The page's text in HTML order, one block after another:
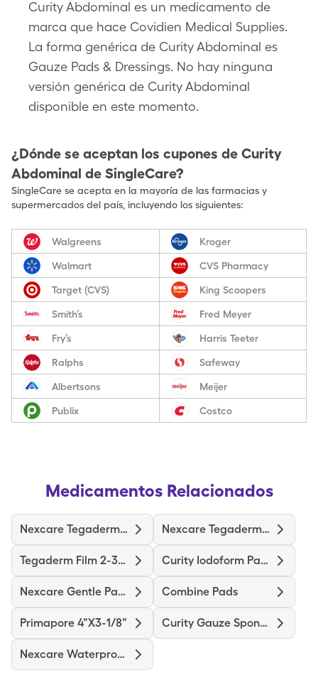
Curity Abdominal es un medicamento de
marca que hace Covidien Medical Supplies.
La forma genérica de Curity Abdominal es
Gauze Pads & Dressings. No hay ninguna
versión genérica de Curity Abdominal
disponible en este momento.
¿Dónde se aceptan los cupones de Curity
Abdominal de SingleCare?
SingleCare se acepta en la mayoría de las farmacias y
supermercados del país, incluyendo los siguientes:
Walgreens Kroger
Walmart CVS Pharmacy
Target (CVS) King Scoopers
Smith’s Fred Meyer
Fry’s Harris Teeter
Ralphs Safeway
Albertsons Meijer
Publix Costco
Medicamentos Relacionados
Nexcare Tegaderm 2-3/8"X2-3/4" Nexcare Tegaderm 4"X4-3/4"
Tegaderm Film 2-3/8"X2-3/4" Curity Iodoform Packing Strip
Nexcare Gentle Paper 1"X10yd Combine Pads
Primapore 4"X3-1/8" Curity Gauze Sponge
Nexcare Waterproof Premium Pad